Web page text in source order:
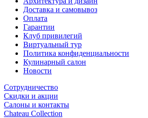
Доставка и самовывоз
Оплата
Гарантии
Клуб привилегий
Виртуальный тур
Политика конфиденциальности
Кулинарный салон
Новости
Сотрудничество
Скидки и акции
Салоны и контакты
Chateau Collection